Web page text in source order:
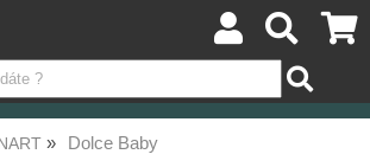
Dolce Baby